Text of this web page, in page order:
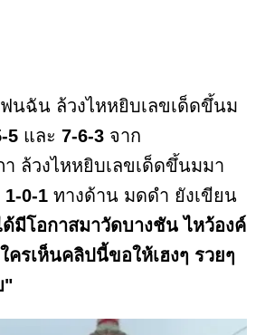
นฉัน ล้วงไหหยิบเลขเด็ดขึ้นม
5 และ 7-6-3 จาก
ล้วงไหหยิบเลขเด็ดขึ้นมมา
1-0-1 ทางด้าน มดดำ ยังเขียน
ด้มีโอกาสมาวัดบางชัน ไหว้องค์
ครเห็นคลิปนี้ขอให้เฮงๆ รวยๆ
"